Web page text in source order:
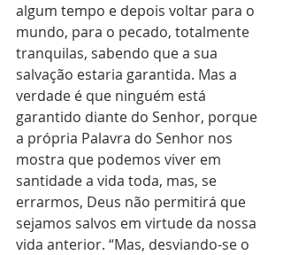
algum tempo e depois voltar para o
mundo, para o pecado, totalmente
tranquilas, sabendo que a sua
salvação estaria garantida. Mas a
verdade é que ninguém está
garantido diante do Senhor, porque
a própria Palavra do Senhor nos
mostra que podemos viver em
santidade a vida toda, mas, se
errarmos, Deus não permitirá que
sejamos salvos em virtude da nossa
vida anterior. “Mas, desviando-se o